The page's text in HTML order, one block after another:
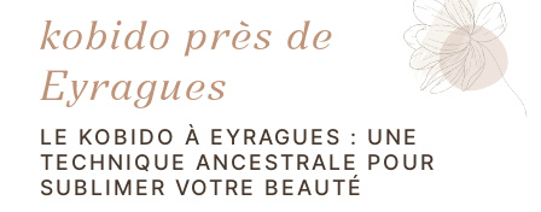
kobido près de
Eyragues
LE KOBIDO À EYRAGUES : UNE
TECHNIQUE ANCESTRALE POUR
SUBLIMER VOTRE BEAUTÉ